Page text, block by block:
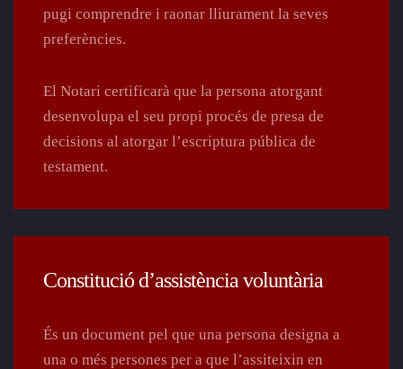
pugi comprendre i raonar lliurament la seves
preferències.
El Notari certificarà que la persona atorgant
desenvolupa el seu propi procés de presa de
decisions al atorgar l’escriptura pública de
testament.
Constitució d’assistència voluntària
És un document pel que una persona designa a
una o més persones per a que l’assiteixin en